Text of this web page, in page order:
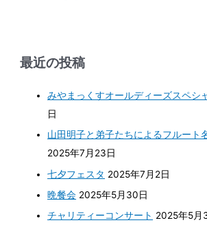
最近の投稿
みやまっくすオールディーズスペシ
日
山田明子と弟子たちによるフルート
2025年7月23日
七夕フェスタ 2025年7月2日
晩餐会 2025年5月30日
チャリティーコンサート 2025年5月